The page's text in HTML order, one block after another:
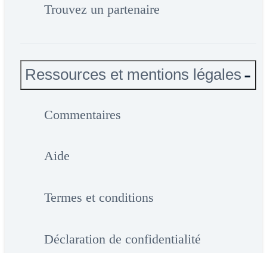
Trouvez un partenaire
Ressources et mentions légales
Commentaires
Aide
Termes et conditions
Déclaration de confidentialité